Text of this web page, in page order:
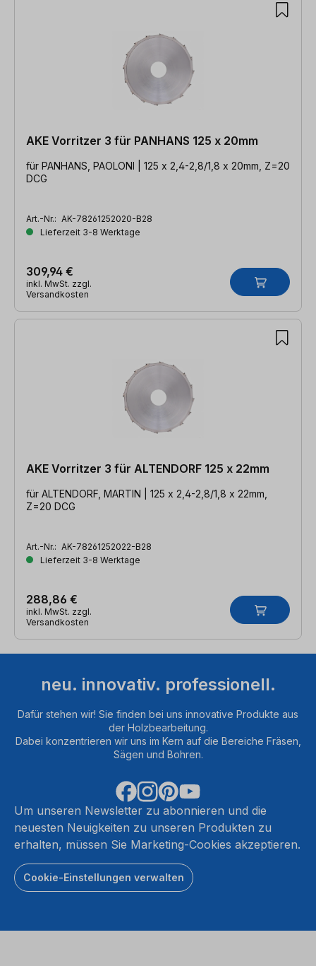
AKE Vorritzer 3 für PANHANS 125 x 20mm
für PANHANS, PAOLONI | 125 x 2,4-2,8/1,8 x 20mm, Z=20
DCG
Art.-Nr.: AK-78261252020-B28
Lieferzeit 3-8 Werktage
309,94 €
inkl. MwSt. zzgl.
Versandkosten
AKE Vorritzer 3 für ALTENDORF 125 x 22mm
für ALTENDORF, MARTIN | 125 x 2,4-2,8/1,8 x 22mm,
Z=20 DCG
Art.-Nr.: AK-78261252022-B28
Lieferzeit 3-8 Werktage
288,86 €
inkl. MwSt. zzgl.
Versandkosten
neu. innovativ. professionell.
Dafür stehen wir! Sie finden bei uns innovative Produkte aus
der Holzbearbeitung.
Dabei konzentrieren wir uns im Kern auf die Bereiche Fräsen,
Sägen und Bohren.
Um unseren Newsletter zu abonnieren und die
neuesten Neuigkeiten zu unseren Produkten zu
erhalten, müssen Sie Marketing-Cookies akzeptieren.
Cookie-Einstellungen verwalten